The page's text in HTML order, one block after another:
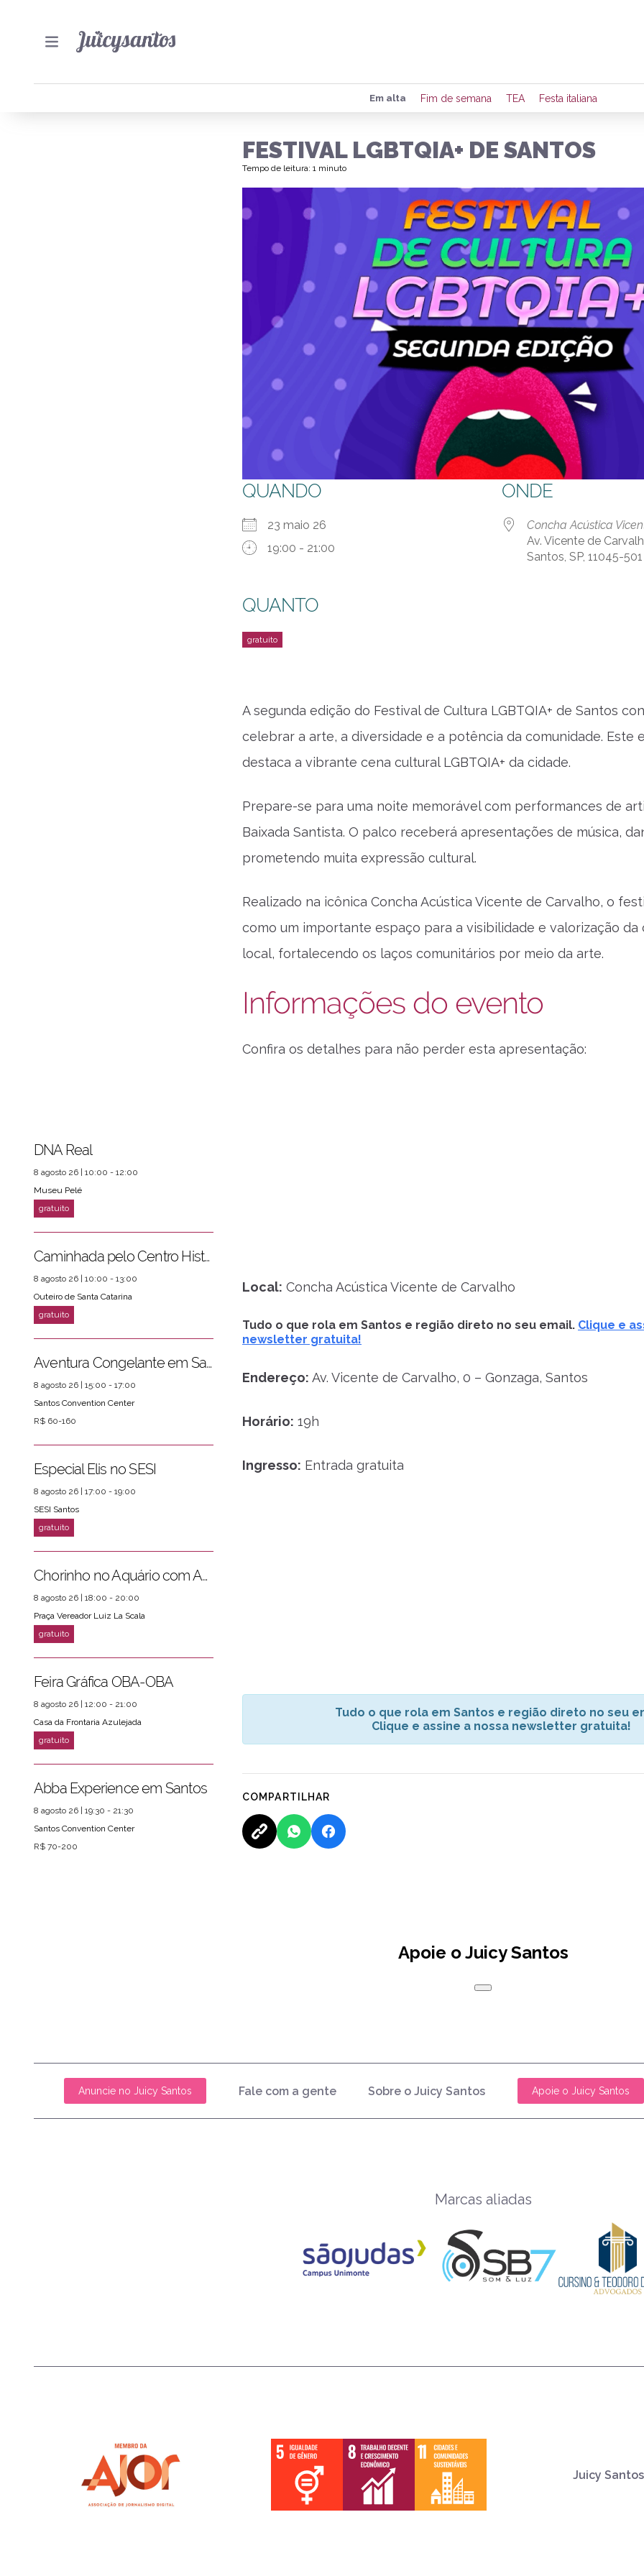
Preencha seus dados para
de eventos e notícias da
Quero
Em alta Fim de semana TEA Festa italiana
FESTIVAL LGBTQIA+ DE SANTOS
Tempo de leitura: 1 minuto
QUANDO
23 maio 26
19:00 - 21:00
ONDE
Concha Acústica
Av. Vicente de
Santos, SP, 11045-501
QUANTO
A segunda edição do Festival de Cultura LGBTQIA+ de Santos
celebrar a arte, a diversidade e a potência da comunidade. Este
destaca a vibrante cena cultural LGBTQIA+ da cidade.
Prepare-se para uma noite memorável com performances de
Baixada Santista. O palco receberá apresentações de música,
prometendo muita expressão cultural.
Realizado na icônica Concha Acústica Vicente de Carvalho, o
como um importante espaço para a visibilidade e valorização da
local, fortalecendo os laços comunitários por meio da arte.
Informações do evento
Confira os detalhes para não perder esta apresentação:
Local: Concha Acústica Vicente de Carvalho
Tudo o que rola em Santos e região direto no seu email. Clique e
newsletter gratuita!
Endereço: Av. Vicente de Carvalho, 0 – Gonzaga, Santos
Horário: 19h
Ingresso: Entrada gratuita
Tudo o que rola em Santos e região direto no seu
Clique e assine a nossa newsletter gratuita!
COMPARTILHAR
PRÓXIMOS EVENTOS
DNA Real
8 agosto 26 | 10:00 - 12:00
Museu Pelé
Caminhada pelo Centro Histórico
8 agosto 26 | 10:00 - 13:00
Outeiro de Santa Catarina
Aventura Congelante em Santos
8 agosto 26 | 15:00 - 17:00
Santos Convention Center
R$ 60-160
Especial Elis no SESI
8 agosto 26 | 17:00 - 19:00
SESI Santos
Chorinho no Aquário com Amigos da Música e Mari Torres
8 agosto 26 | 18:00 - 20:00
Praça Vereador Luiz La Scala
Feira Gráfica OBA-OBA
8 agosto 26 | 12:00 - 21:00
Casa da Frontaria Azulejada
Abba Experience em Santos
8 agosto 26 | 19:30 - 21:30
Santos Convention Center
R$ 70-200
Apoie o Juicy Santos
Anuncie no Juicy Santos Fale com a gente Sobre o Juicy Santos Apoie o Juicy Santos
Marcas aliadas
Juicy Santos